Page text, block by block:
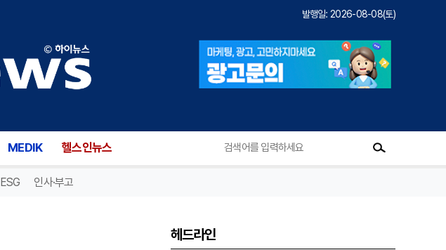
발행일: 2026-08-08(토)
MEDIK 헬스인뉴스
ESG 인사·부고
헤드라인